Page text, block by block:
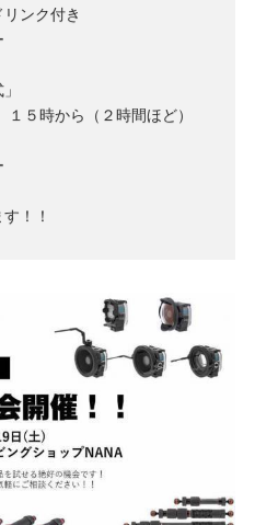
ンク付き
時から（２時間ほど）
！！